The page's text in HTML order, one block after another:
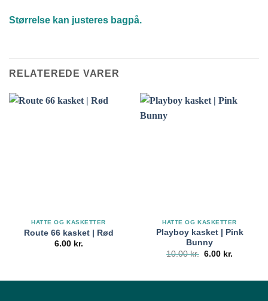
Størrelse kan justeres bagpå.
RELATEREDE VARER
HATTE OG KASKETTER
Route 66 kasket | Rød
6.00 kr.
HATTE OG KASKETTER
Playboy kasket | Pink
Bunny
10.00kr. Den
6.00 kr.